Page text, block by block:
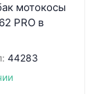
мотокосы
PRO в
44283